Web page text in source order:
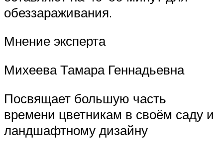
обеззараживания.
Мнение эксперта
Михеева Тамара Геннадьевна
Посвящает большую часть
времени цветникам в своём саду и
ландшафтному дизайну